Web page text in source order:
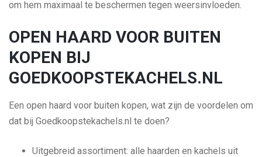
om hem maximaal te beschermen tegen weersinvloeden.
OPEN HAARD VOOR BUITEN
KOPEN BIJ
GOEDKOOPSTEKACHELS.NL
Een open haard voor buiten kopen, wat zijn de voordelen om
dat bij Goedkoopstekachels.nl te doen?
Uitgebreid assortiment: alle haarden en kachels uit